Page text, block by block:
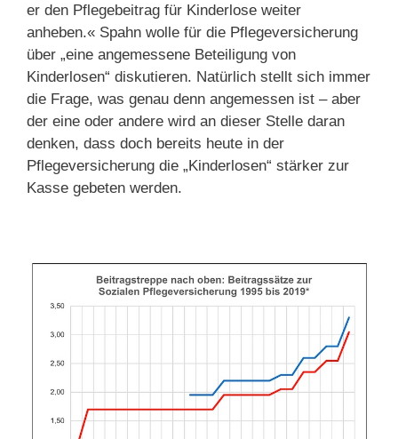
er den Pflegebeitrag für Kinderlose weiter
anheben.« Spahn wolle für die Pflegeversicherung
über „eine angemessene Beteiligung von
Kinderlosen“ diskutieren. Natürlich stellt sich immer
die Frage, was genau denn angemessen ist – aber
der eine oder andere wird an dieser Stelle daran
denken, dass doch bereits heute in der
Pflegeversicherung die „Kinderlosen“ stärker zur
Kasse gebeten werden.